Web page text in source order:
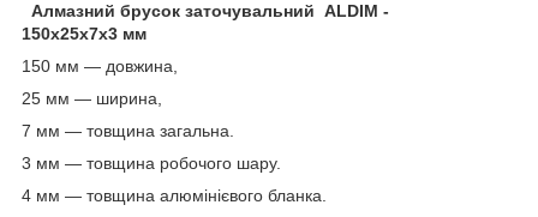
Алмазний брусок заточувальний ALDIM -
150х25х7х3 мм
150 мм — довжина,
25 мм — ширина,
7 мм — товщина загальна.
3 мм — товщина робочого шару.
4 мм — товщина алюмінієвого бланка.